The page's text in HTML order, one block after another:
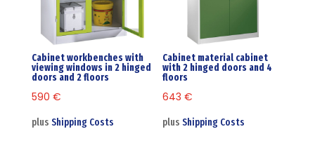
Cabinet workbenches with
viewing windows in 2 hinged
doors and 2 floors
590 €
plus Shipping Costs
Cabinet material cabinet
with 2 hinged doors and 4
floors
643€
plusShipping Costs